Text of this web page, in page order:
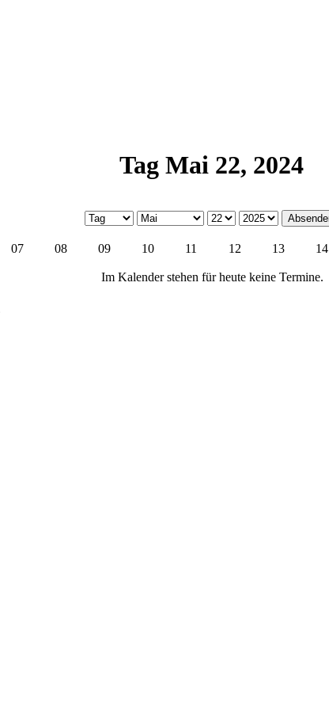
Tag Mai 22, 2024
07 08 09 10 11 12 13 14
Im Kalender stehen für heute keine Termine.